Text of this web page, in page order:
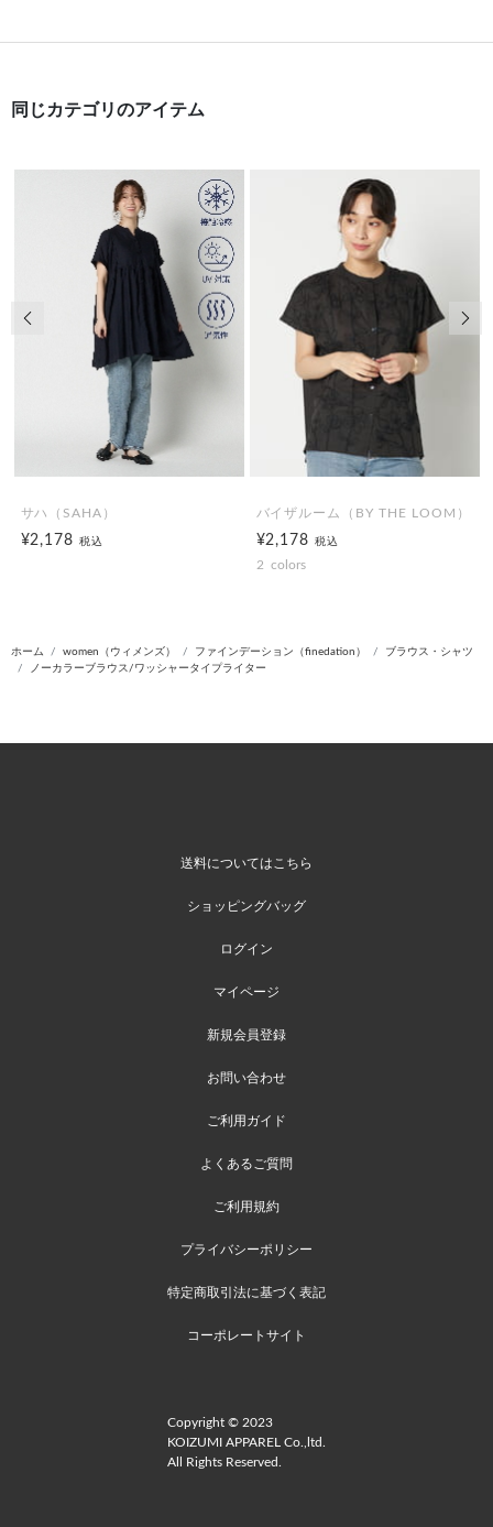
同じカテゴリのアイテム
サハ（SAHA）
¥2,178税込
バイザルーム（BY THE LOOM）
¥2,178税込
2 colors
前の画像
ホーム women（ウィメンズ） ファインデーション（finedation）
ブラウス・シャツ
ノーカラーブラウス/ワッシャータイプライター
送料についてはこちら
ショッピングバッグ
ログイン
マイページ
新規会員登録
お問い合わせ
ご利用ガイド
よくあるご質問
ご利用規約
プライバシーポリシー
特定商取引法に基づく表記
コーポレートサイト
Copyright © 2023
KOIZUMI APPAREL Co.,ltd.
All Rights Reserved.